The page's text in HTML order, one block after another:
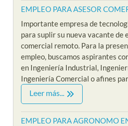
EMPLEO PARA ASESOR
Importante empresa de
para suplir su nueva vacante de
comercial remoto. Para la
empleo, buscamos aspirantes
en Ingeniería Industrial,
Ingeniería Comercial o afines
Leer más...
EMPLEO PARA AGRONOMO